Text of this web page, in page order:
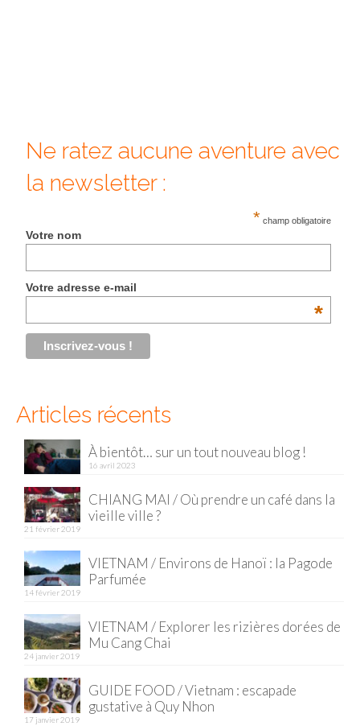
Cameron Highlands
Penang
Singapour
Hanoi
Hué
Mu Cang Chai
Quy Nhon
EUROPE
France
Ne ratez aucune aventure avec
la newsletter :
* champ obligatoire
Votre nom
Votre adresse e-mail
*
Articles récents
À bientôt… sur un tout nouveau blog !
16 avril 2023
CHIANG MAI / Où prendre un café dans la
vieille ville ?
21 février 2019
VIETNAM / Environs de Hanoï : la Pagode
Parfumée
14 février 2019
VIETNAM / Explorer les rizières dorées de
Mu Cang Chai
24 janvier 2019
GUIDE FOOD / Vietnam : escapade
gustative à Quy Nhon
17 janvier 2019